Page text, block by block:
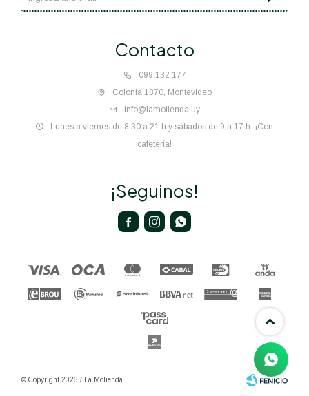
Contacto
099 132 177
Colonia 1870, Montevideo
info@lamolienda.uy
Lunes a viernes de 8:30 a 21 h y sábados de 9 a 17 h. ¡Con
cafetería!
¡Seguinos!
  
© Copyright 2026 / La Molienda